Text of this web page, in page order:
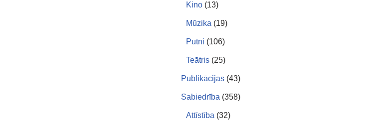
Kino (13)
Mūzika (19)
Putni (106)
Teātris (25)
Publikācijas (43)
Sabiedrība (358)
Attīstība (32)